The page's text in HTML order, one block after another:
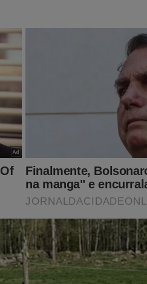
na cabeça e dirige até
da Copa do Mundo